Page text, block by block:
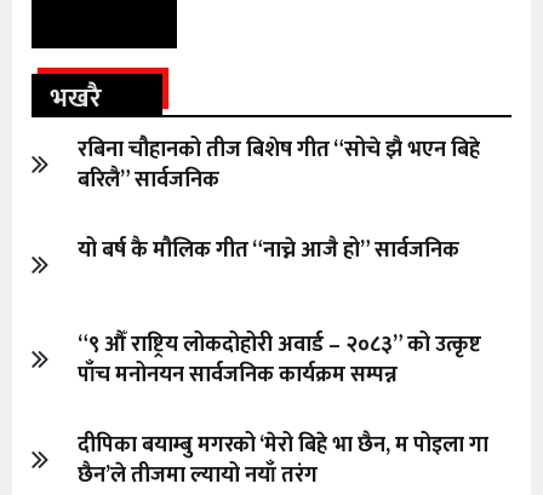
भखरै
रबिना चौहानको तीज बिशेष गीत “सोचे झै भएन बिहे
बरिलै” सार्वजनिक
यो बर्ष कै मौलिक गीत “नाच्ने आजै हो” सार्वजनिक
“९ औँ राष्ट्रिय लोकदोहोरी अवार्ड – २०८३” को उत्कृष्ट
पाँच मनोनयन सार्वजनिक कार्यक्रम सम्पन्न
दीपिका बयाम्बु मगरको ‘मेरो बिहे भा छैन, म पोइला गा
छैन’ले तीजमा ल्यायो नयाँ तरंग